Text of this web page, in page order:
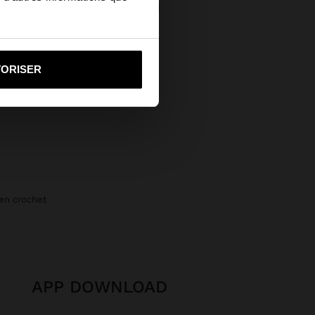
vers United States
crochet
APP DOWNLOAD